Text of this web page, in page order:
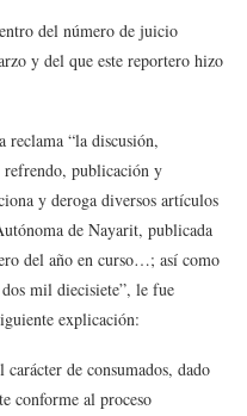
del número de juicio
y del que este reportero hizo
reclama “la discusión,
publicación y
y deroga diversos artículos
de Nayarit, publicada
del año en curso…; así como
mil diecisiete”, le fue
explicación:
de consumados, dado
conforme al proceso